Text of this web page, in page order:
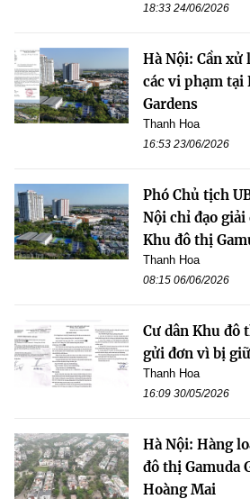
18:33 24/06/2026
Hà Nội: Cần
các vi phạm tại
Gardens
Thanh Hoa
16:53 23/06/2026
Phó Chủ tịch
Nội chỉ đạo
Khu đô thị
Thanh Hoa
08:15 06/06/2026
Cư dân Khu đô
gửi đơn vì bị
Thanh Hoa
16:09 30/05/2026
Hà Nội: Hàng
đô thị Gamuda
Hoàng Mai